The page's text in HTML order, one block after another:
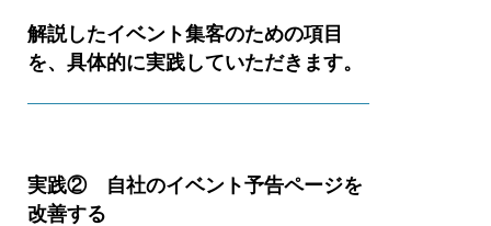
解説したイベント集客のための項目
を、具体的に実践していただきます。
実践② 自社のイベント予告ページを
改善する